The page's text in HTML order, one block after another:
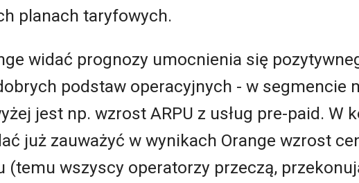
planach taryfowych.
widać prognozy umocnienia się
podstaw operacyjnych - w segmencie
jest np. wzrost ARPU z usług pre-paid. W
już zauważyć w wynikach Orange wzrost
(temu wszyscy operatorzy przeczą,